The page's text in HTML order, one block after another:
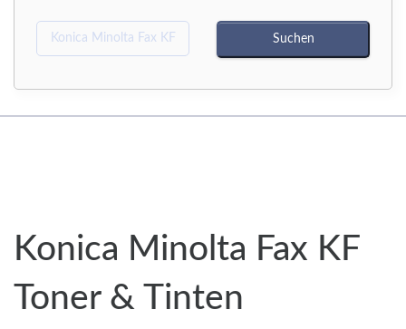
Konica Minolta Fax KF
Toner & Tinten